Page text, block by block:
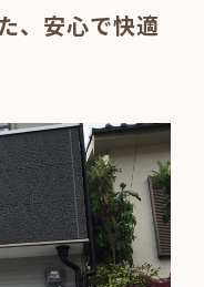
、安心で快適